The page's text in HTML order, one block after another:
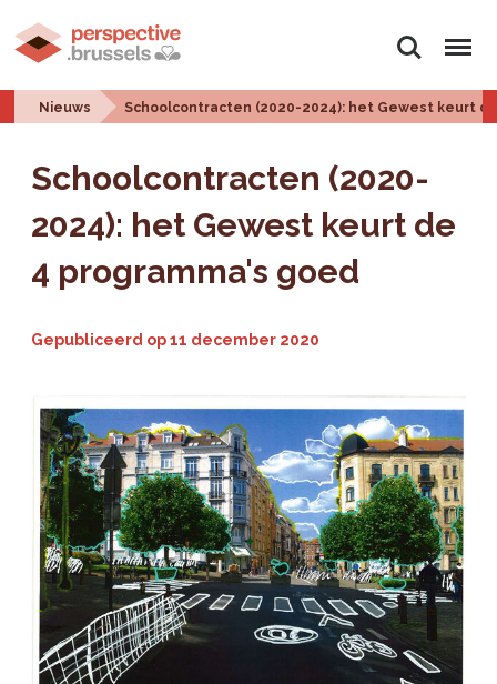
Zoeken Menu
Nieuws Schoolcontracten (2020-2024): het Gewest keurt
Schoolcontracten (2020-
2024): het Gewest keurt de
4 programma's goed
Gepubliceerd op11 december 2020